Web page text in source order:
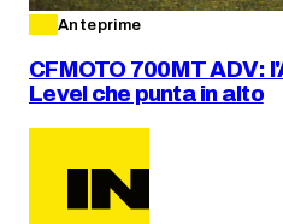
Anteprime
CFMOTO 700MT ADV:
Level che punta in alto